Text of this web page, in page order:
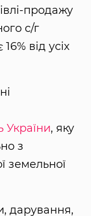
продажу
с/г
від усіх
України, яку
з
земельної
дарування,